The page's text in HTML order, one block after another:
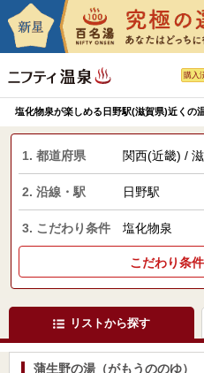
購入
塩化物泉が楽しめる日野駅(滋賀県)近くの
1. 都道府県 関西(近畿) /
2. 沿線・駅 日野駅
3. こだわり条件 塩化物泉
こだわり条
リストから探す
蒲生野の湯（がもうののゆ）